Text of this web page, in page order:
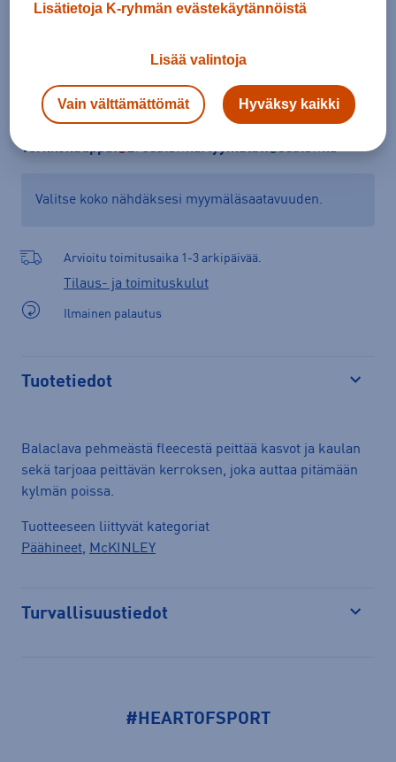
Tarkista saatavuus ja tilaa myymälästä
Verkkokauppa: Ei saatavillaMyymälät: Saatavilla
Valitse koko nähdäksesi myymäläsaatavuuden.
Arvioitu toimitusaika 1-3 arkipäivää.
Tilaus- ja toimituskulut
Ilmainen palautus
Tuotetiedot
Balaclava pehmeästä fleecestä peittää kasvot ja kaulan
sekä tarjoaa peittävän kerroksen, joka auttaa pitämään
kylmän poissa.
Tuotteeseen liittyvät kategoriat
Päähineet, McKINLEY
Turvallisuustiedot
#HEARTOFSPORT
Lisätietoja K-ryhmän evästekäytännöistä
Lisää valintoja
Vain välttämättömät Hyväksy kaikki